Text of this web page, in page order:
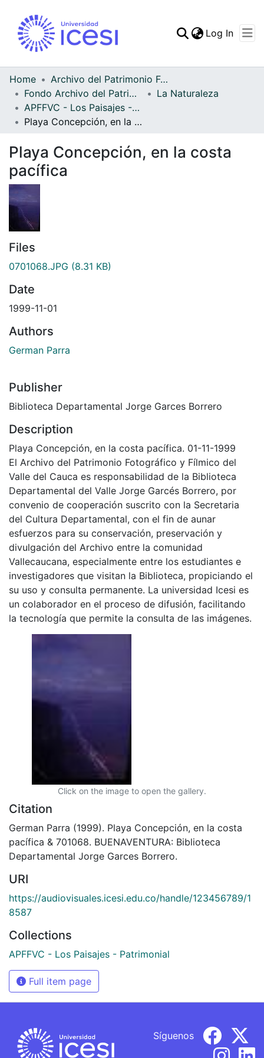
Statistics
Log In
Home
Archivo del Patrimonio Fotográfico y Fílmico del Valle del Cauca
Fondo Archivo del Patrimonio Fotográfico y Fílmico del Valle del Cauca
La Naturaleza
APFFVC - Los Paisajes - Patrimonial
Playa Concepción, en la costa pacífica
Playa Concepción, en la costa
pacífica
Files
0701068.JPG (8.31 KB)
Date
1999-11-01
Authors
German Parra
Publisher
Biblioteca Departamental Jorge Garces Borrero
Description
Playa Concepción, en la costa pacífica. 01-11-1999
El Archivo del Patrimonio Fotográfico y Fílmico del
Valle del Cauca es responsabilidad de la Biblioteca
Departamental del Valle Jorge Garcés Borrero, por
convenio de cooperación suscrito con la Secretaria
del Cultura Departamental, con el fin de aunar
esfuerzos para su conservación, preservación y
divulgación del Archivo entre la comunidad
Vallecaucana, especialmente entre los estudiantes e
investigadores que visitan la Biblioteca, propiciando el
su uso y consulta permanente. La universidad Icesi es
un colaborador en el proceso de difusión, facilitando
la tecnología que permite la consulta de las imágenes.
Click on the image to open the gallery.
Citation
German Parra (1999). Playa Concepción, en la costa
pacífica & 701068. BUENAVENTURA: Biblioteca
Departamental Jorge Garces Borrero.
URI
https://audiovisuales.icesi.edu.co/handle/123456789/1
8587
Collections
APFFVC - Los Paisajes - Patrimonial
Full item page
Síguenos